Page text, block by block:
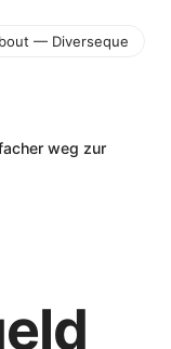
— Diverseque
weg zur